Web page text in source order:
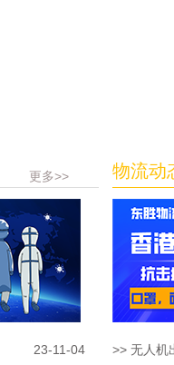
更多>>
23-11-04
物流动
>> 无人机